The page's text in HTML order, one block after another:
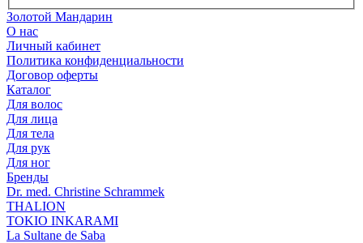
Золотой Мандарин
О нас
Личный кабинет
Политика конфиденциальности
Договор оферты
Каталог
Для волос
Для лица
Для тела
Для рук
Для ног
Бренды
Dr. med. Christine Schrammek
THALION
TOKIO INKARAMI
La Sultane de Saba